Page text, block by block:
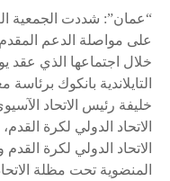
“عمان”: شددت الجمعية
على مواصلة الدعم
خلال اجتماعها الذي عقد
التايلاندية بانكوك
خليفة رئيس الاتحاد
الاتحاد الدولي لكرة
الاتحاد الدولي لكرة
المنضوية تحت مظلة